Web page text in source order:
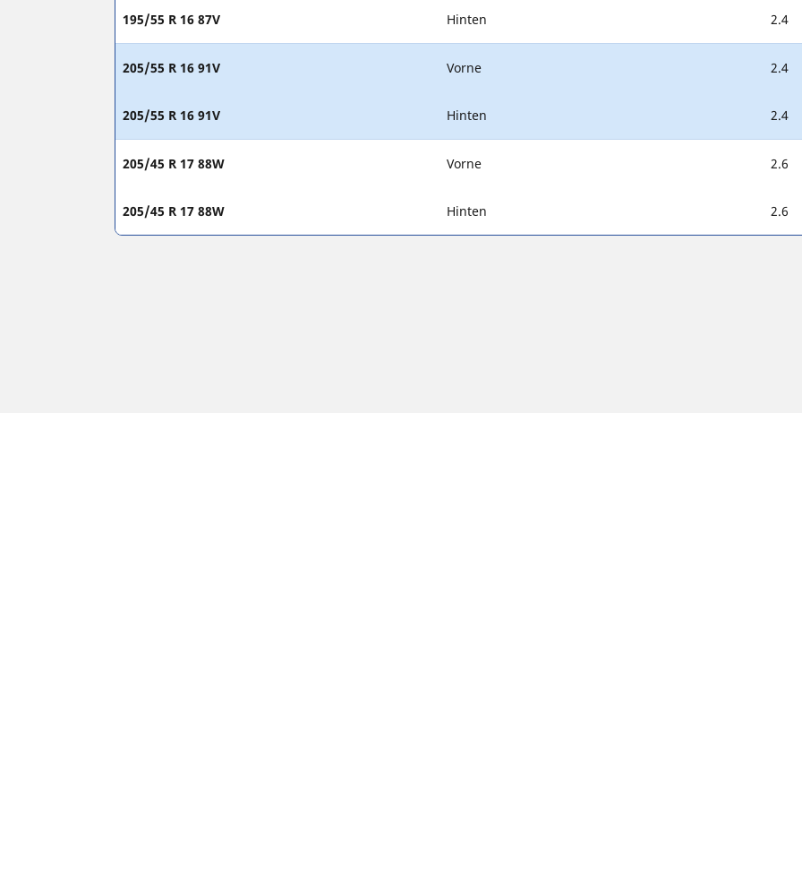
195/55 R 16 87V Hinten 2.4
205/55 R 16 91V Vorne 2.4
205/55 R 16 91V Hinten 2.4
205/45 R 17 88W Vorne 2.6
205/45 R 17 88W Hinten 2.6